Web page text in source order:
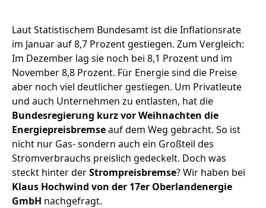
Laut Statistischem Bundesamt ist die Inflationsrate
im Januar auf 8,7 Prozent gestiegen. Zum Vergleich:
Im Dezember lag sie noch bei 8,1 Prozent und im
November 8,8 Prozent. Für Energie sind die Preise
aber noch viel deutlicher gestiegen. Um Privatleute
und auch Unternehmen zu entlasten, hat die
Bundesregierung kurz vor Weihnachten die
Energiepreisbremseauf dem Weg gebracht. So ist
nicht nur Gas- sondern auch ein Großteil des
Stromverbrauchs preislich gedeckelt. Doch was
steckt hinter derStrompreisbremse? Wir haben bei
Klaus Hochwind von der 17er Oberlandenergie
GmbH nachgefragt.